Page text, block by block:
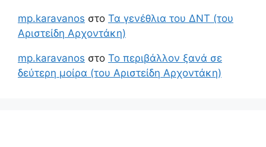
mp.karavanos στο Τα γενέθλια του ΔΝΤ (του
Αριστείδη Αρχοντάκη)
mp.karavanos στο Το περιβάλλον ξανά σε
δεύτερη μοίρα (του Αριστείδη Αρχοντάκη)